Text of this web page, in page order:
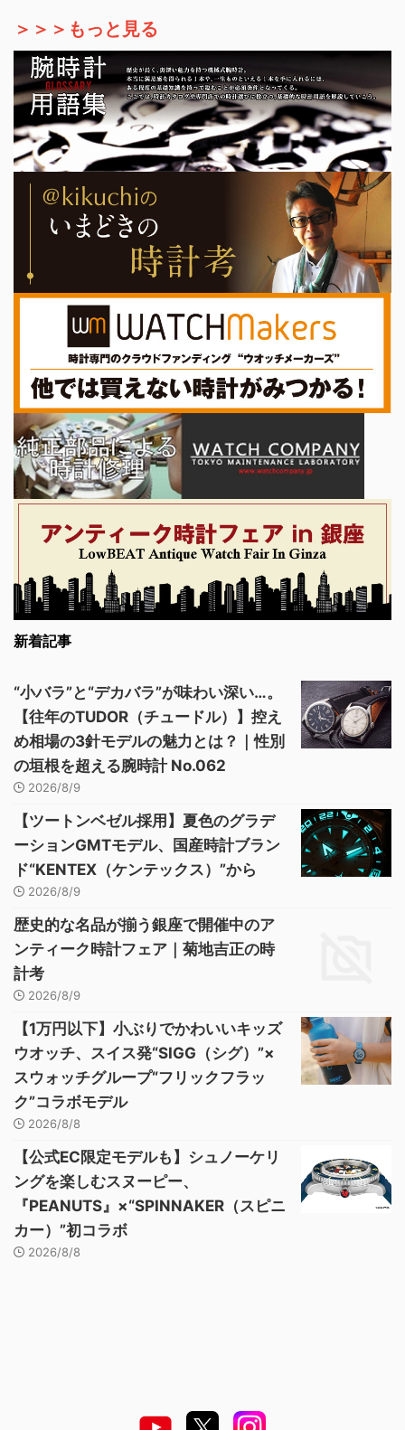
＞＞＞もっと見る
新着記事
“小バラ”と“デカバラ”が味わい深い…。
【往年のTUDOR（チュードル）】控え
め相場の3針モデルの魅力とは？｜性別
の垣根を超える腕時計 No.062
2026/8/9
【ツートンベゼル採用】夏色のグラデ
ーションGMTモデル、国産時計ブラン
ド“KENTEX（ケンテックス）”から
2026/8/9
歴史的な名品が揃う銀座で開催中のア
ンティーク時計フェア｜菊地吉正の時
計考
2026/8/9
【1万円以下】小ぶりでかわいいキッズ
ウオッチ、スイス発“SIGG（シグ）”×
スウォッチグループ“フリックフラッ
ク”コラボモデル
2026/8/8
【公式EC限定モデルも】シュノーケリ
ングを楽しむスヌーピー、
『PEANUTS』×“SPINNAKER（スピニ
カー）”初コラボ
2026/8/8